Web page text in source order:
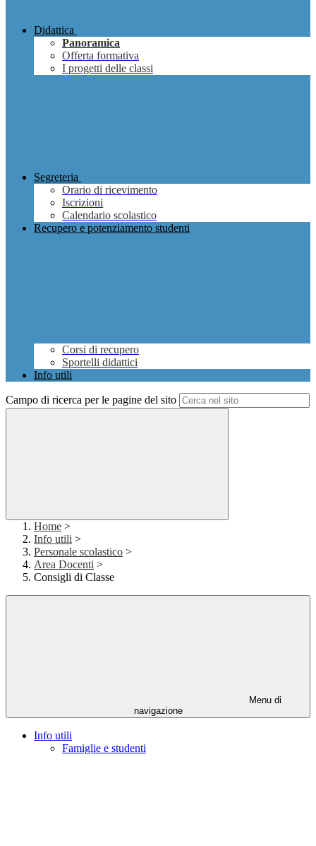
Didattica
Panoramica
Offerta formativa
I progetti delle classi
Segreteria
Orario di ricevimento
Iscrizioni
Calendario scolastico
Recupero e potenziamento studenti
Corsi di recupero
Sportelli didattici
Info utili
Campo di ricerca per le pagine del sito
Home >
Info utili >
Personale scolastico >
Area Docenti >
Consigli di Classe
Menu di
navigazione
Info utili
Famiglie e studenti